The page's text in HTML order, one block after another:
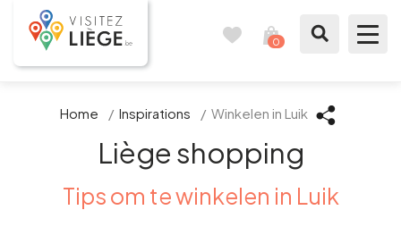
0
Bereid mijn verblijf voor
Home / Inspirations / Winkelen in Luik
Liège shopping
Tips om te winkelen in Luik